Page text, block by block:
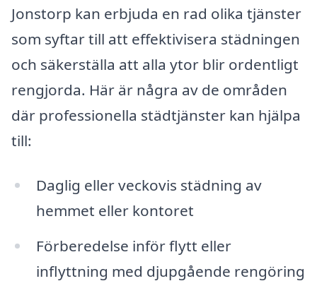
Jonstorp kan erbjuda en rad olika tjänster
som syftar till att effektivisera städningen
och säkerställa att alla ytor blir ordentligt
rengjorda. Här är några av de områden
där professionella städtjänster kan hjälpa
till:
Daglig eller veckovis städning av
hemmet eller kontoret
Förberedelse inför flytt eller
inflyttning med djupgående rengöring